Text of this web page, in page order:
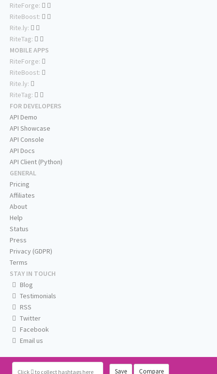
Click to collect hashtags here Save Compare
RiteForge:
RiteBoost:
Rite.ly:
RiteTag:
MOBILE APPS
RiteForge:
RiteBoost:
Rite.ly:
RiteTag:
FOR DEVELOPERS
API Demo
API Showcase
API Console
API Docs
API Client (Python)
GENERAL
Pricing
Affiliates
About
Help
Status
Press
Privacy (GDPR)
Terms
STAY IN TOUCH
Blog
Testimonials
RSS
Twitter
Facebook
Email us